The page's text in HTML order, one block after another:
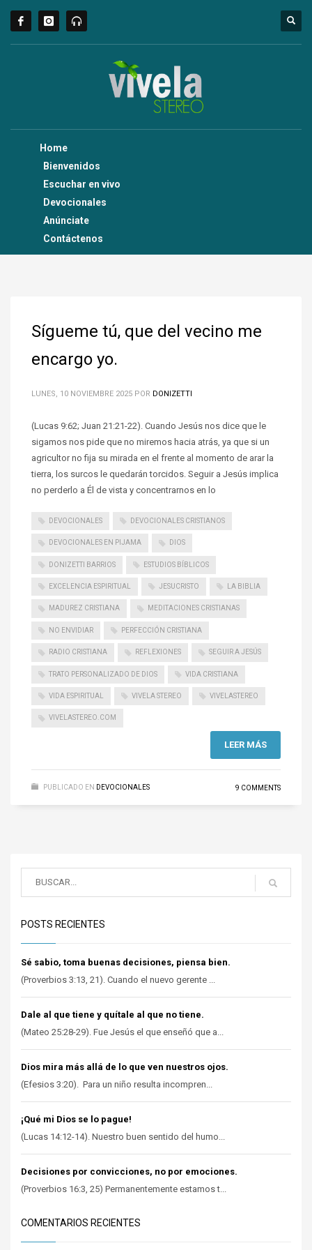
Home
Bienvenidos
Escuchar en vivo
Devocionales
Anúnciate
Contáctenos
Sígueme tú, que del vecino me
encargo yo.
LUNES, 10 NOVIEMBRE 2025 POR DONIZETTI
(Lucas 9:62; Juan 21:21-22). Cuando Jesús nos dice que le
sigamos nos pide que no miremos hacia atrás, ya que si un
agricultor no fija su mirada en el frente al momento de arar la
tierra, los surcos le quedarán torcidos. Seguir a Jesús implica
no perderlo a Él de vista y concentrarnos en lo
DEVOCIONALES DEVOCIONALES CRISTIANOS
DEVOCIONALES EN PIJAMA DIOS
DONIZETTI BARRIOS ESTUDIOS BÍBLICOS
EXCELENCIA ESPIRITUAL JESUCRISTO LA BIBLIA
MADUREZ CRISTIANA MEDITACIONES CRISTIANAS
NO ENVIDIAR PERFECCIÓN CRISTIANA
RADIO CRISTIANA REFLEXIONES SEGUIR A JESÚS
TRATO PERSONALIZADO DE DIOS VIDA CRISTIANA
VIDA ESPIRITUAL VIVELA STEREO VIVELASTEREO
VIVELASTEREO.COM
LEER MÁS
PUBLICADO EN DEVOCIONALES 9 COMMENTS
POSTS RECIENTES
Sé sabio, toma buenas decisiones, piensa bien.
(Proverbios 3:13, 21). Cuando el nuevo gerente ...
Dale al que tiene y quítale al que no tiene.
(Mateo 25:28-29). Fue Jesús el que enseñó que a...
Dios mira más allá de lo que ven nuestros ojos.
(Efesios 3:20). Para un niño resulta incompren...
¡Qué mi Dios se lo pague!
(Lucas 14:12-14). Nuestro buen sentido del humo...
Decisiones por convicciones, no por emociones.
(Proverbios 16:3, 25) Permanentemente estamos t...
COMENTARIOS RECIENTES